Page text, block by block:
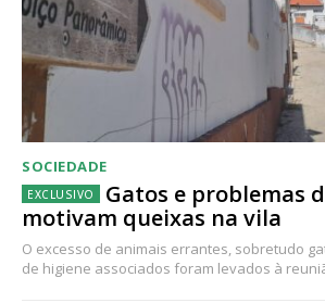
SOCIEDADE
Gatos e problemas
motivam queixas na vila
O excesso de animais errantes, sobretudo
de higiene associados foram levados à